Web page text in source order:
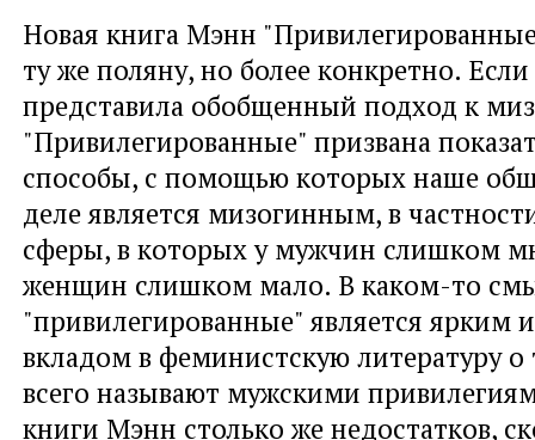
Новая книга Мэнн
ту же поляну, но более конкретно.
представила обобщенный подход к
"Привилегированные" призвана
способы, с помощью которых наше
деле является мизогинным, в
сферы, в которых у мужчин слишком
женщин слишком мало. В каком-то
"привилегированные" является ярким
вкладом в феминистскую литературу
всего называют мужскими
книги Мэнн столько же недостатков,